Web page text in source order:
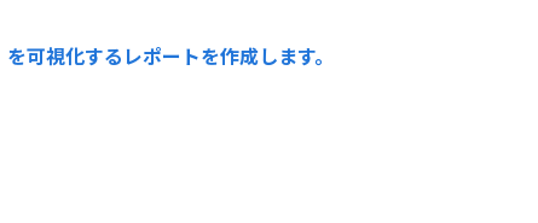
可視化するレポートを作成します。